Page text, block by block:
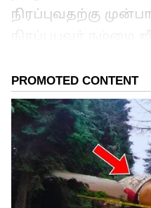
நிரப்புவதற்கு
உண்மையில் அது
என்றாலும் ஆனால்
திருட்டு நடக்காமல்
பர்சனல் லோன்
விதிகளை மாற்றிய
உஷாரா இருங்க